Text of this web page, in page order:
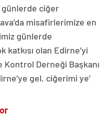
ciğer
misafirlerimize en
günlerde
olan Edirne’yi
Kontrol Derneği Başkanı
gel, ciğerimi ye’